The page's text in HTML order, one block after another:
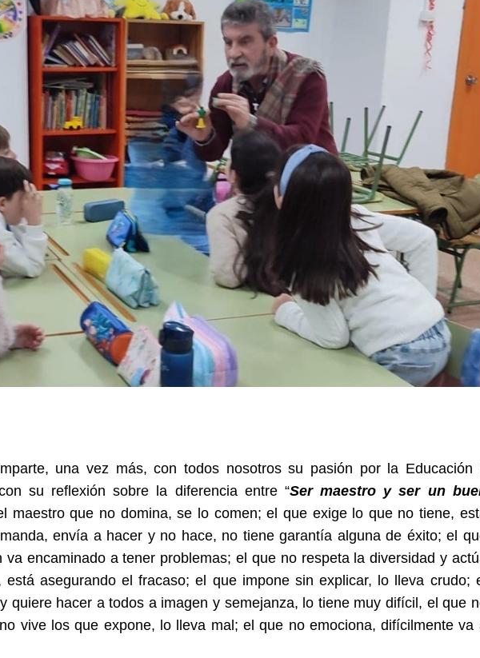
una vez más,con todos nosotros su pasión por la Educación
su reflexión sobre la diferencia entre “Ser maestro y ser un
maestro que no domina, se lo comen; el que exige lo que no tiene,
envía a hacer y no hace, no tiene garantía alguna de éxito; el
va encaminado a tener problemas; el que no respeta la diversidad y
está asegurando el fracaso; el que impone sin explicar, lo lleva crudo;
quiere hacer a todos a imagen y semejanza, lo tiene muy difícil, el que
vive los que expone, lo lleva mal; el que no emociona, difícilmente va